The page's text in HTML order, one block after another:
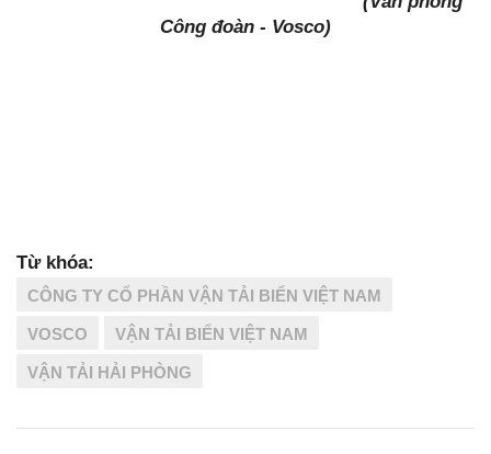
Công đoàn - Vosco)
Từ khóa:
CÔNG TY CỔ PHẦN VẬN TẢI BIỂN VIỆT NAM
VOSCO VẬN TẢI BIỂN VIỆT NAM
VẬN TẢI HẢI PHÒNG